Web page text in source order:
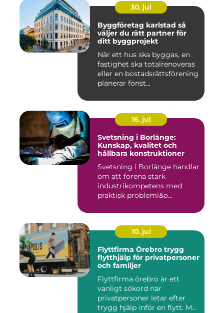
30. jul
Byggföretag karlstad så
väljer du rätt partner för
ditt byggprojekt
När ett hus ska byggas, en
fastighet ska totalrenoveras
eller en bostadsrättsförening
planerar fönst...
16. jul
Svetsning i Borlänge:
Kunskap, kvalitet och
hållbara konstruktioner
Svetsning i Borlänge handlar
om att förena stark
industrikompetens med
praktisk probleml&o...
10. jul
Flyttfirma Örebro trygg
flytthjälp för privatpersoner
och familjer
Flyttfirma örebro är ett
vanligt sökord när
privatpersoner letar efter
trygg hjälp inför en flytt. M...